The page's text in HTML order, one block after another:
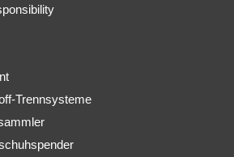
Trennsysteme